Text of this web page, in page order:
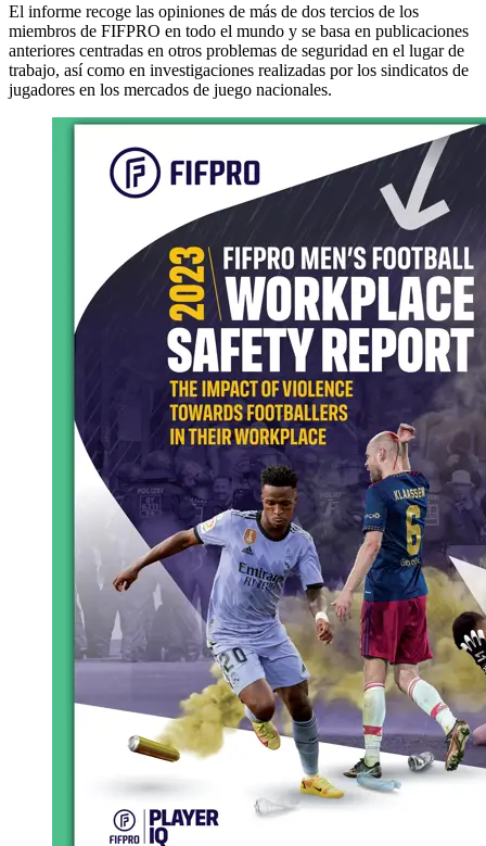
El informe recoge las opiniones de más de dos tercios de los
miembros de FIFPRO en todo el mundo y se basa en publicaciones
anteriores centradas en otros problemas de seguridad en el lugar de
trabajo, así como en investigaciones realizadas por los sindicatos de
jugadores en los mercados de juego nacionales.